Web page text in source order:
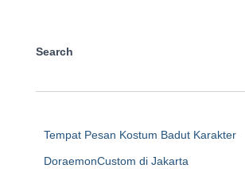
Search
Tempat Pesan Kostum Badut Karakter
DoraemonCustom di Jakarta